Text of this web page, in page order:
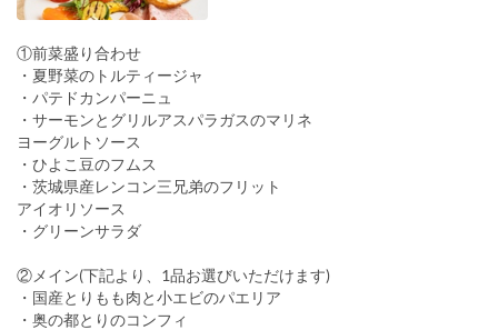
①前菜盛り合わせ
・夏野菜のトルティージャ
・パテドカンパーニュ
・サーモンとグリルアスパラガスのマリネ
ヨーグルトソース
・ひよこ豆のフムス
・茨城県産レンコン三兄弟のフリット
アイオリソース
・グリーンサラダ
②メイン(下記より、1品お選びいただけます)
・国産とりもも肉と小エビのパエリア
・奥の都とりのコンフィ